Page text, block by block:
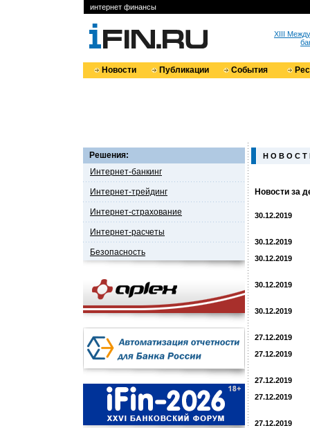
интернет финансы
XIII
Новости Публикации События
Решения:
Интернет-банкинг
Интернет-трейдинг
Интернет-страхование
Интернет-расчеты
Безопасность
Н О В О С Т
Новости за
30.12.2019
30.12.2019
30.12.2019
30.12.2019
30.12.2019
27.12.2019
27.12.2019
27.12.2019
27.12.2019
27.12.2019